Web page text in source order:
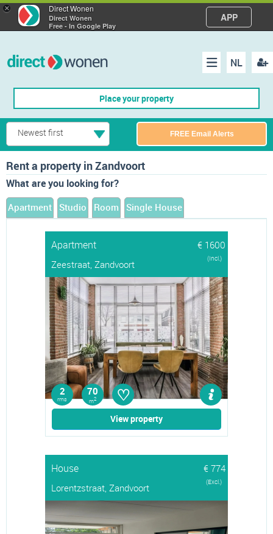
× Direct Wonen
Direct Wonen
Free - In Google Play
APP
NL
Menu
Place your property
Newest first FREE Email Alerts
Rent a property in Zandvoort
What are you looking for?
Apartment Studio Room Single House
Apartment
€ 1600
Zeestraat, Zandvoort
(Incl.)
2
rms
70
m2 ♡
View property
House
€ 774
Lorentzstraat, Zandvoort
(Excl.)